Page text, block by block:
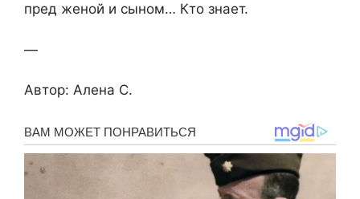
пред женой и сыном… Кто знает.
—
Автор: Алена С.